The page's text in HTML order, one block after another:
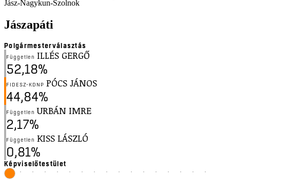
Jász-Nagykun-Szolnok
Jászapáti
Polgármesterválasztás
Független ILLÉS GERGŐ
52,18%
FIDESZ-KDNP PÓCS JÁNOS
44,84%
Független URBÁN IMRE
2,17%
Független KISS LÁSZLÓ
0,81%
Képviselőtestület